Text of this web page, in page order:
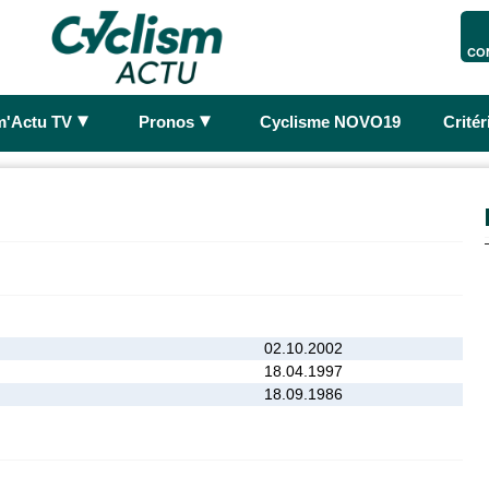
TV ► Pronos ► Cyclisme NOVO19
02.10.2002
18.04.1997
18.09.1986